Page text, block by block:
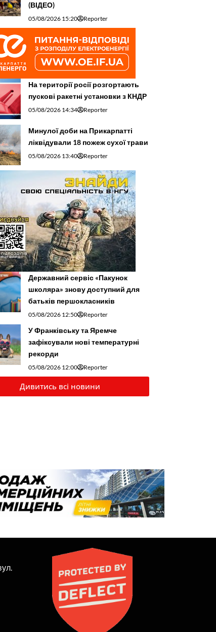
(ВІДЕО)
05/08/2026 15:20 Reporter
На території росії розгортають
пускові ракетні установки з КНДР
05/08/2026 14:34 Reporter
Минулої доби на Прикарпатті
ліквідували 18 пожеж сухої трави
05/08/2026 13:40 Reporter
Державний сервіс «Пакунок
школяра» знову доступний для
батьків першокласників
05/08/2026 12:50 Reporter
У Франківську та Яремче
зафіксували нові температурні
рекорди
05/08/2026 12:00 Reporter
Дивитись всі новини